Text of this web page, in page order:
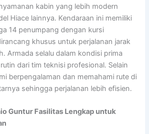
kabin yang lebih modern
Hiace lainnya. Kendaraan ini memiliki
14 penumpang dengan kursi
khusus untuk perjalanan jarak
Armada selalu dalam kondisi prima
dari tim teknisi profesional. Selain
berpengalaman dan memahami rute di
sehingga perjalanan lebih efisien.
Guntur Fasilitas Lengkap untuk